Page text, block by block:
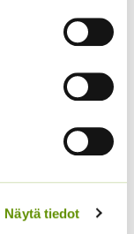
Näytä tiedot
Sisältää arvonlisäveron